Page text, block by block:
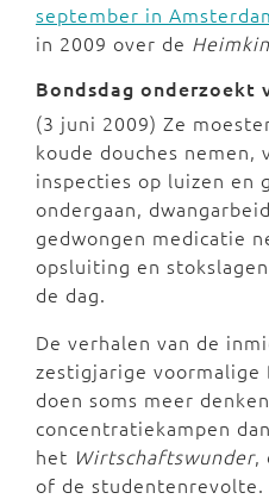
september in
in 2009 over de
Bondsdag onderzoekt
(3 juni 2009) Ze
koude douches nemen,
inspecties op luizen en
ondergaan,
gedwongen medicatie
opsluiting en
de dag.
De verhalen van de
zestigjarige
doen soms meer
concentratiekampen
het Wirtschaftswunder,
of de studentenrevolte.